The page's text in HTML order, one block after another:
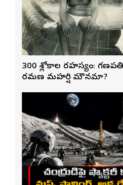
300 శ్లోకాల రహస్యం:
రమణ మహర్షి మౌనమా?